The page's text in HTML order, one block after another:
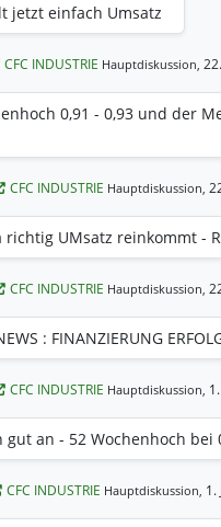
jetzt einfach Umsatz
CFC INDUSTRIE Hauptdiskussion,
0,91 - 0,93 und der
CFC INDUSTRIE Hauptdiskussion,
UMsatz reinkommt -
CFC INDUSTRIE Hauptdiskussion,
: FINANZIERUNG
CFC INDUSTRIE Hauptdiskussion,
gut an - 52 Wochenhoch bei
CFC INDUSTRIE Hauptdiskussion, 1.